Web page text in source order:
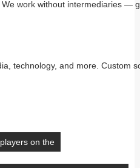
work without intermediaries —
technology, and more. Custom
on the